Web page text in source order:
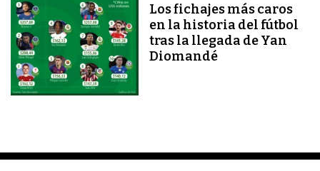
Los fichajes más caros
en la historia del fútbol
tras la llegada de Yan
Diomandé